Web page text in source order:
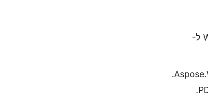
בסעיף זה, נדגים באילו מחלקות ושיטות של הספריות הנ"ל משמשות להמרת Word ל-